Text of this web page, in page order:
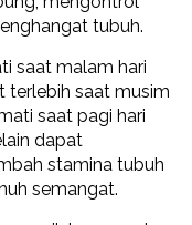
tubuh.
saat malam hari
terlebih saat musim
saat pagi hari
dapat
stamina tubuh
semangat.